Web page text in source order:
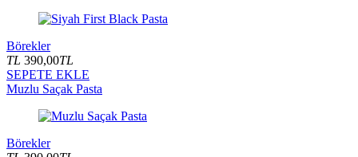
Börekler
TL 390,00TL
SEPETE EKLE
Muzlu Saçak Pasta
Börekler